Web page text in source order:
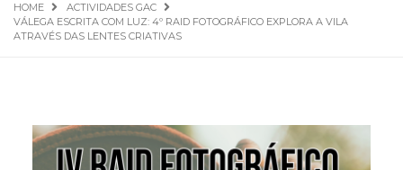
HOME
ACTIVIDADES GAC
VÁLEGA ESCRITA COM LUZ: 4º RAID FOTOGRÁFICO EXPLORA A VILA
ATRAVÉS DAS LENTES CRIATIVAS